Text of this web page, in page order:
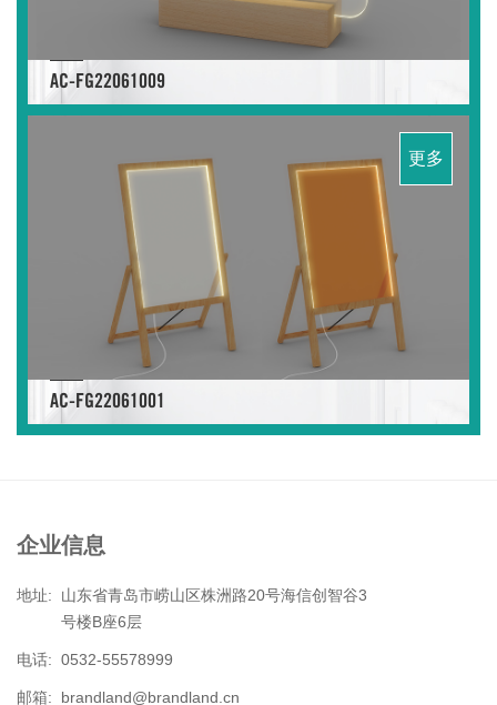
AC-FG22061009
更多
AC-FG22061001
企业信息
地址:
山东省青岛市崂山区株洲路20号海信创智谷3
号楼B座6层
电话: 0532-55578999
邮箱: brandland@brandland.cn